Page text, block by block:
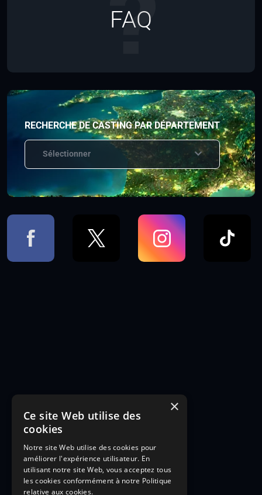
FAQ
RECHERCHE DE CASTING PAR DÉPARTEMENT
Sélectionner
×
Ce site Web utilise des
cookies
Notre site Web utilise des cookies pour
améliorer l'expérience utilisateur. En
utilisant notre site Web, vous acceptez tous
les cookies conformément à notre Politique
relative aux cookies.